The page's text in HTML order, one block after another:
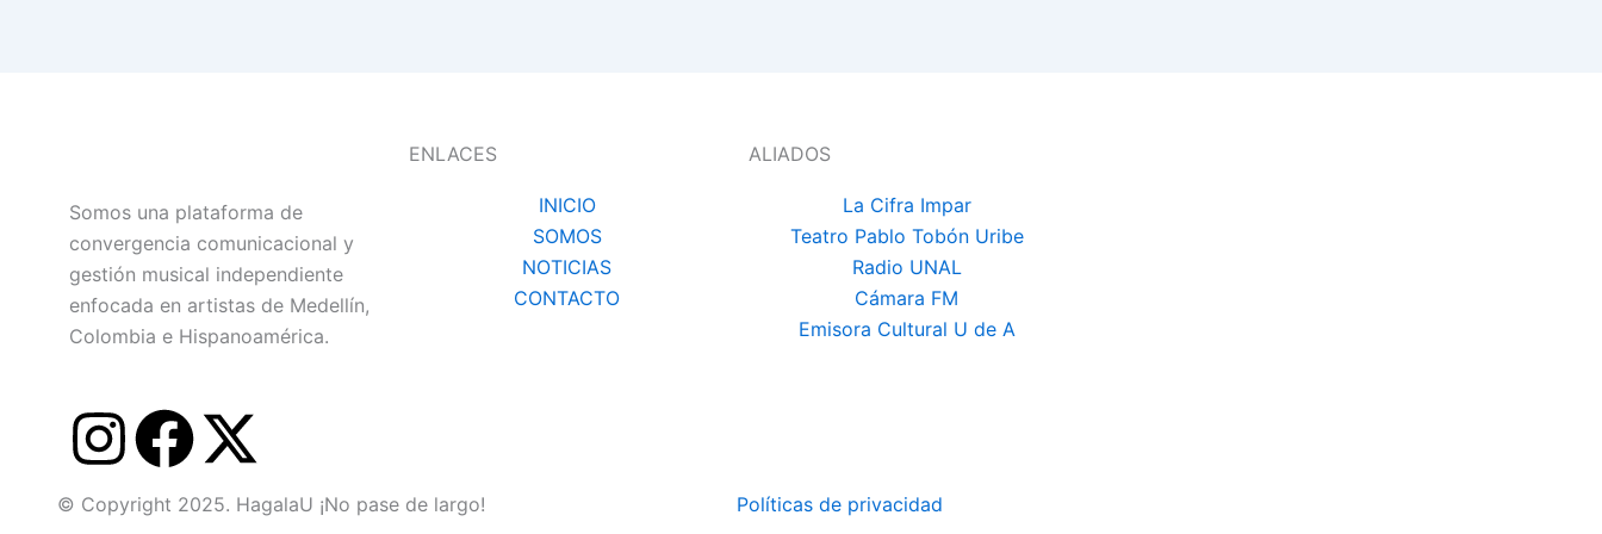
Somos una plataforma de
convergencia comunicacional y
gestión musical independiente
enfocada en artistas de Medellín,
Colombia e Hispanoamérica.
I
n
F
a
X
-
ENLACES
INICIO
SOMOS
NOTICIAS
CONTACTO
ALIADOS
La Cifra Impar
Teatro Pablo Tobón Uribe
Radio UNAL
Cámara FM
Emisora Cultural U de A
© Copyright 2025. HagalaU ¡No pase de largo! Políticas de privacidad